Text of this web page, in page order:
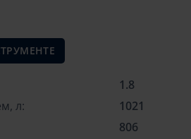
1.8
л:
1021
806